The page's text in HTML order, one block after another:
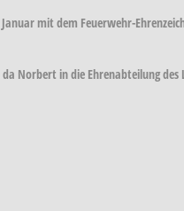
mit dem Feuerwehr-
Norbert in die Ehrenabteilung des